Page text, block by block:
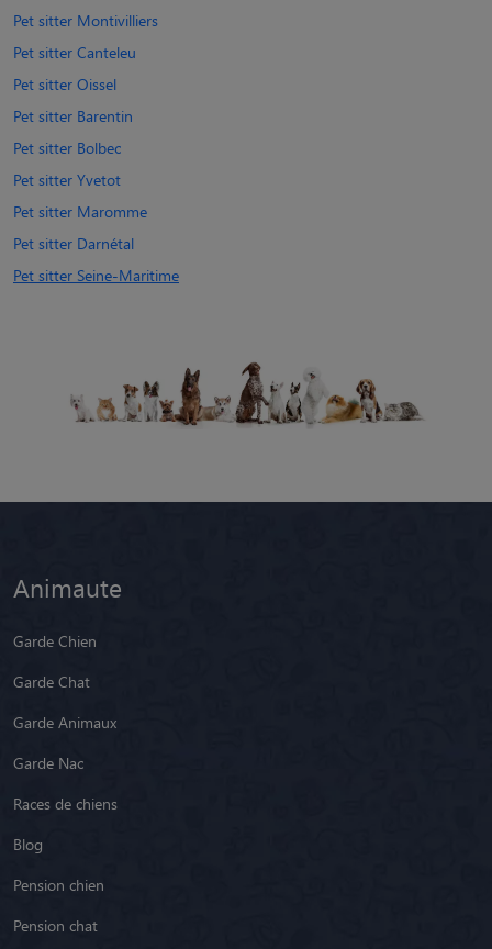
Pet sitter Montivilliers
Pet sitter Canteleu
Pet sitter Oissel
Pet sitter Barentin
Pet sitter Bolbec
Pet sitter Yvetot
Pet sitter Maromme
Pet sitter Darnétal
Pet sitter Seine-Maritime
Animaute
Garde Chien
Garde Chat
Garde Animaux
Garde Nac
Races de chiens
Blog
Pension chien
Pension chat